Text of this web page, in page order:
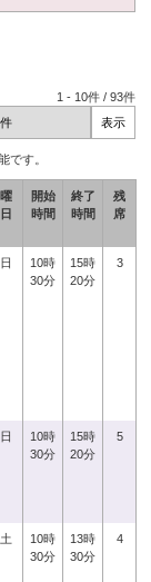
1 - 10件 /93件
です。
曜
日
開始
時間
終了
時間
残
席
日
10時
30分
15時
20分
3
日
10時
30分
15時
20分
5
土
10時
30分
13時
30分
4